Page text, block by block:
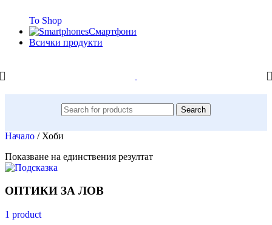
To Shop
Смартфони
Всички продукти
Search
Начало / Хоби
Показване на единствения резултат
ОПТИКИ ЗА ЛОВ
1 product